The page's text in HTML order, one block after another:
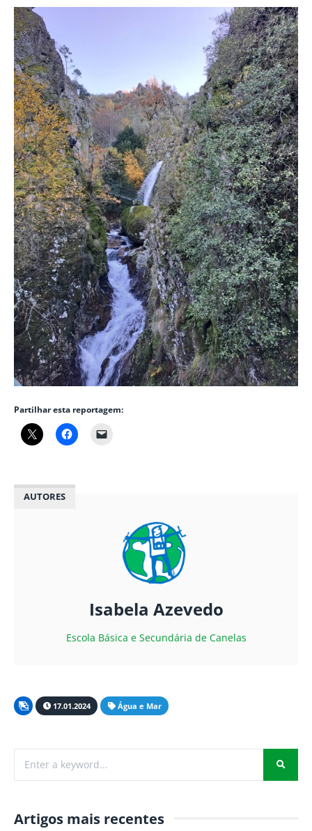
Partilhar esta reportagem:
AUTORES
Isabela Azevedo
Escola Básica e Secundária de Canelas
17.01.2024 Água e Mar
Artigos mais recentes